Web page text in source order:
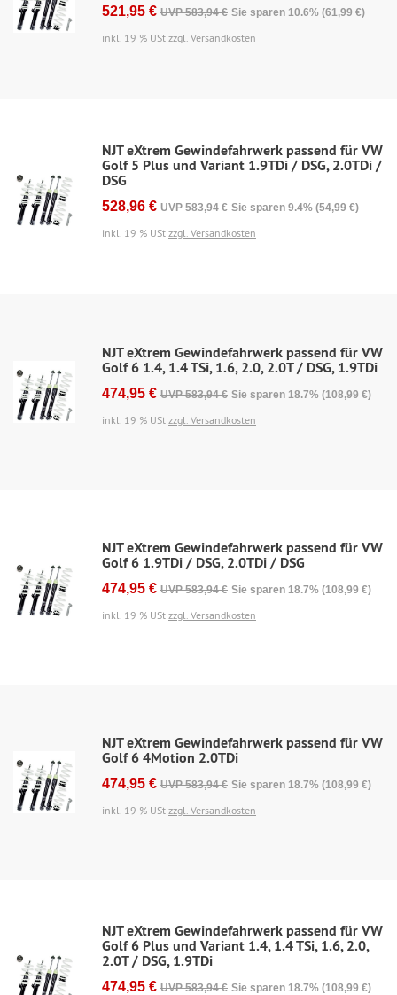
521,95 € UVP 583,94 € Sie sparen 10.6% (61,99 €)
inkl. 19 % USt zzgl. Versandkosten
NJT eXtrem Gewindefahrwerk passend für VW
Golf 5 Plus und Variant 1.9TDi / DSG, 2.0TDi /
DSG
528,96 € UVP 583,94 € Sie sparen 9.4% (54,99 €)
inkl. 19 % USt zzgl. Versandkosten
NJT eXtrem Gewindefahrwerk passend für VW
Golf 6 1.4, 1.4 TSi, 1.6, 2.0, 2.0T / DSG, 1.9TDi
474,95 € UVP 583,94 € Sie sparen 18.7% (108,99 €)
inkl. 19 % USt zzgl. Versandkosten
NJT eXtrem Gewindefahrwerk passend für VW
Golf 6 1.9TDi / DSG, 2.0TDi / DSG
474,95 € UVP 583,94 € Sie sparen 18.7% (108,99 €)
inkl. 19 % USt zzgl. Versandkosten
NJT eXtrem Gewindefahrwerk passend für VW
Golf 6 4Motion 2.0TDi
474,95 € UVP 583,94 € Sie sparen 18.7% (108,99 €)
inkl. 19 % USt zzgl. Versandkosten
NJT eXtrem Gewindefahrwerk passend für VW
Golf 6 Plus und Variant 1.4, 1.4 TSi, 1.6, 2.0,
2.0T / DSG, 1.9TDi
474,95 € UVP 583,94 € Sie sparen 18.7% (108,99 €)